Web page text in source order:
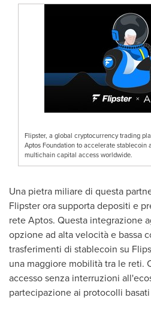
Flipster, a global cryptocurrency trading
Aptos Foundation to accelerate stablecoin
multichain capital access worldwide.
Una pietra miliare di questa
Flipster ora supporta depositi e
rete Aptos. Questa integrazione
opzione ad alta velocità e bassa
trasferimenti di stablecoin su
una maggiore mobilità tra le reti.
accesso senza interruzioni
partecipazione ai protocolli